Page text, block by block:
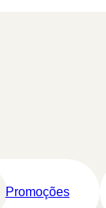
Promoções